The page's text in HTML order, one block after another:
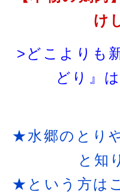
け
>どこよりも
どり』
★水郷のとり
と知
★という方は